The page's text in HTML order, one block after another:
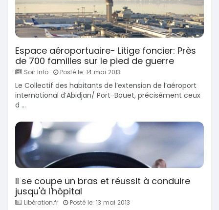
Espace aéroportuaire- Litige foncier: Près
de 700 familles sur le pied de guerre
Soir Info Posté le: 14 mai 2013
Le Collectif des habitants de l’extension de l’aéroport
international d’Abidjan/ Port-Bouet, précisément ceux
d ...
Il se coupe un bras et réussit à conduire
jusqu'à l'hôpital
Libération.fr Posté le: 13 mai 2013